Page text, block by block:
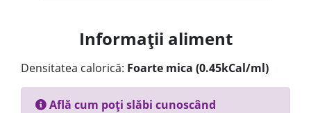
Informații aliment
Densitatea calorică: Foarte mica (0.45kCal/ml)
Află cum poți slăbi cunoscând